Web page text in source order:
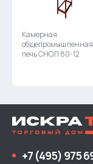
Камерная
общепромышленная
печь СНОЛ 80-12
+7 (495) 975